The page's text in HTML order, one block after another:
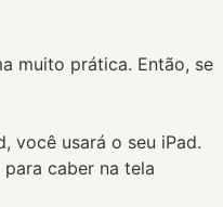
muito prática. Então, se
você usará o seu iPad.
caber na tela